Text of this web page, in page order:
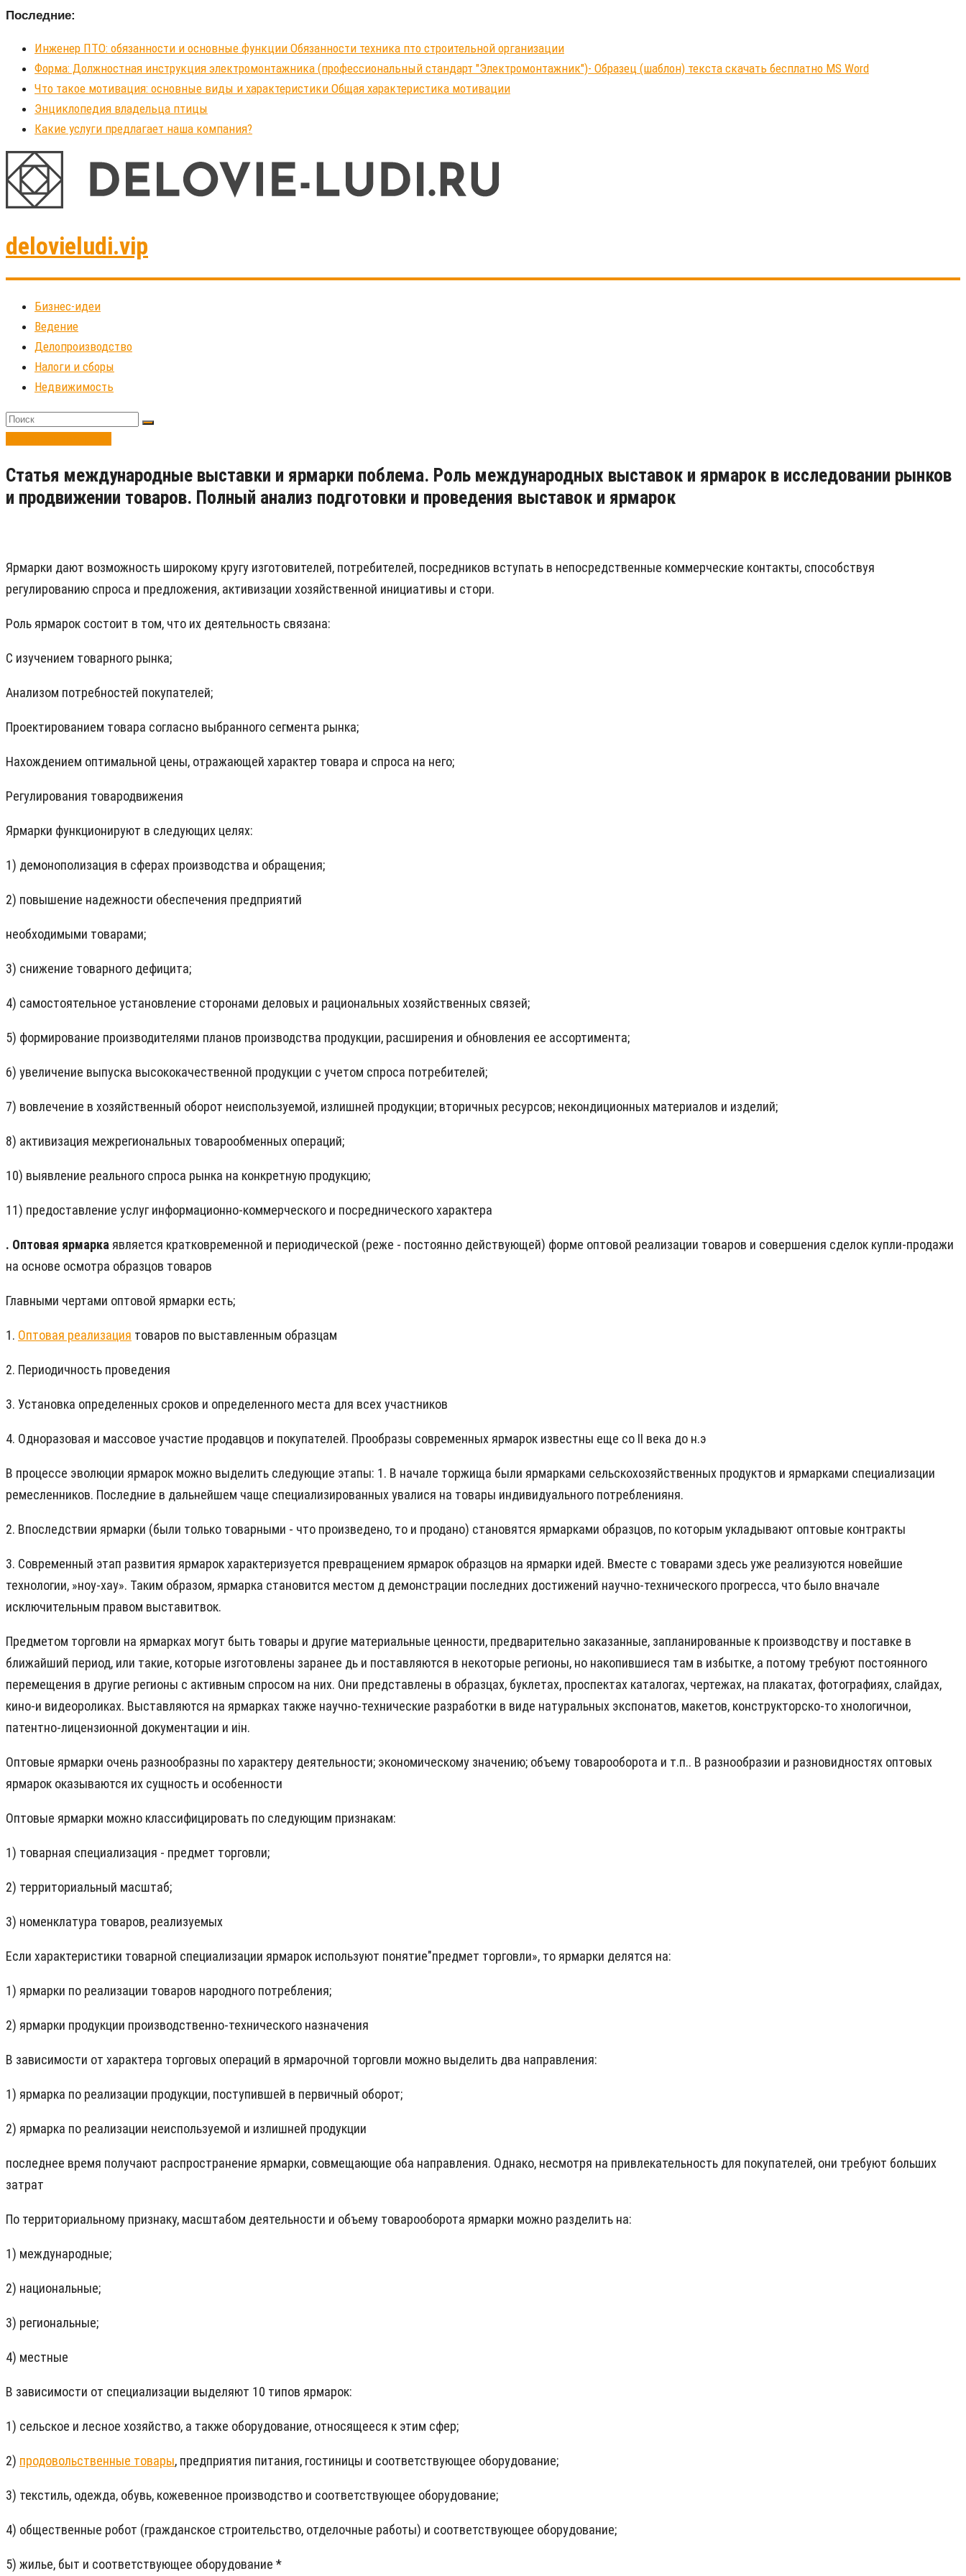
Последние:
Инженер ПТО: обязанности и основные функции Обязанности техника пто строительной организации
Форма: Должностная инструкция электромонтажника (профессиональный стандарт "Электромонтажник")- Образец (шаблон) текста скачать бесплатно MS Word
Что такое мотивация: основные виды и характеристики Общая характеристика мотивации
Энциклопедия владельца птицы
Какие услуги предлагает наша компания?
delovieludi.vip
Бизнес-идеи
Ведение
Делопроизводство
Налоги и сборы
Недвижимость
Статья международные выставки и ярмарки поблема. Роль международных выставок и ярмарок в исследовании рынков
и продвижении товаров. Полный анализ подготовки и проведения выставок и ярмарок
Ярмарки дают возможность широкому кругу изготовителей, потребителей, посредников вступать в непосредственные коммерческие контакты, способствуя
регулированию спроса и предложения, активизации хозяйственной инициативы и стори.
Роль ярмарок состоит в том, что их деятельность связана:
С изучением товарного рынка;
Анализом потребностей покупателей;
Проектированием товара согласно выбранного сегмента рынка;
Нахождением оптимальной цены, отражающей характер товара и спроса на него;
Регулирования товародвижения
Ярмарки функционируют в следующих целях:
1) демонополизация в сферах производства и обращения;
2) повышение надежности обеспечения предприятий
необходимыми товарами;
3) снижение товарного дефицита;
4) самостоятельное установление сторонами деловых и рациональных хозяйственных связей;
5) формирование производителями планов производства продукции, расширения и обновления ее ассортимента;
6) увеличение выпуска высококачественной продукции с учетом спроса потребителей;
7) вовлечение в хозяйственный оборот неиспользуемой, излишней продукции; вторичных ресурсов; некондиционных материалов и изделий;
8) активизация межрегиональных товарообменных операций;
10) выявление реального спроса рынка на конкретную продукцию;
11) предоставление услуг информационно-коммерческого и посреднического характера
. Оптовая ярмаркаявляется кратковременной и периодической (реже - постоянно действующей) форме оптовой реализации товаров и совершения сделок купли-продажи
на основе осмотра образцов товаров
Главными чертами оптовой ярмарки есть;
1. Оптовая реализация товаров по выставленным образцам
2. Периодичность проведения
3. Установка определенных сроков и определенного места для всех участников
4. Одноразовая и массовое участие продавцов и покупателей. Прообразы современных ярмарок известны еще со II века до н.э
В процессе эволюции ярмарок можно выделить следующие этапы: 1. В начале торжища были ярмарками сельскохозяйственных продуктов и ярмарками специализации
ремесленников. Последние в дальнейшем чаще специализированных увалися на товары индивидуального потребленияня.
2. Впоследствии ярмарки (были только товарными - что произведено, то и продано) становятся ярмарками образцов, по которым укладывают оптовые контракты
3. Современный этап развития ярмарок характеризуется превращением ярмарок образцов на ярмарки идей. Вместе с товарами здесь уже реализуются новейшие
технологии, »ноу-хау». Таким образом, ярмарка становится местом д демонстрации последних достижений научно-технического прогресса, что было вначале
исключительным правом выставитвок.
Предметом торговли на ярмарках могут быть товары и другие материальные ценности, предварительно заказанные, запланированные к производству и поставке в
ближайший период, или такие, которые изготовлены заранее дь и поставляются в некоторые регионы, но накопившиеся там в избытке, а потому требуют постоянного
перемещения в другие регионы с активным спросом на них. Они представлены в образцах, буклетах, проспектах каталогах, чертежах, на плакатах, фотографиях, слайдах,
кино-и видеороликах. Выставляются на ярмарках также научно-технические разработки в виде натуральных экспонатов, макетов, конструкторско-то хнологичнои,
патентно-лицензионной документации и иін.
Оптовые ярмарки очень разнообразны по характеру деятельности; экономическому значению; объему товарооборота и т.п.. В разнообразии и разновидностях оптовых
ярмарок оказываются их сущность и особенности
Оптовые ярмарки можно классифицировать по следующим признакам:
1) товарная специализация - предмет торговли;
2) территориальный масштаб;
3) номенклатура товаров, реализуемых
Если характеристики товарной специализации ярмарок используют понятие"предмет торговли», то ярмарки делятся на:
1) ярмарки по реализации товаров народного потребления;
2) ярмарки продукции производственно-технического назначения
В зависимости от характера торговых операций в ярмарочной торговли можно выделить два направления:
1) ярмарка по реализации продукции, поступившей в первичный оборот;
2) ярмарка по реализации неиспользуемой и излишней продукции
последнее время получают распространение ярмарки, совмещающие оба направления. Однако, несмотря на привлекательность для покупателей, они требуют больших
затрат
По территориальному признаку, масштабом деятельности и объему товарооборота ярмарки можно разделить на:
1) международные;
2) национальные;
3) региональные;
4) местные
В зависимости от специализации выделяют 10 типов ярмарок:
1) сельское и лесное хозяйство, а также оборудование, относящееся к этим сфер;
2) продовольственные товары, предприятия питания, гостиницы и соответствующее оборудование;
3) текстиль, одежда, обувь, кожевенное производство и соответствующее оборудование;
4) общественные робот (гражданское строительство, отделочные работы) и соответствующее оборудование;
5) жилье, быт и соответствующее оборудование *